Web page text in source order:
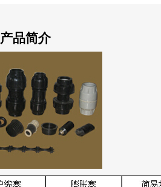
产品简介